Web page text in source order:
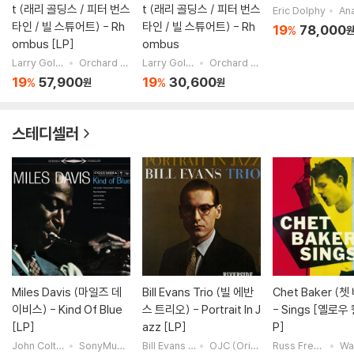
t (래리 골딩스 / 피터 번스
타인 / 빌 스튜어트) - Rh
ombus [LP]
Larry Goldings / Peter Bernstein / Bill Stewart Orchard Distribution
19% 57,900원
t (래리 골딩스 / 피터 번스
타인 / 빌 스튜어트) - Rh
ombus
Larry Goldings / Peter Bernstein / Bill Stewart Orchard Distribution
19% 30,600원
Eric Dolphy
19% 78,000원
스테디셀러
Miles Davis (마일즈 데
이비스) - Kind Of Blue
[LP]
John Coltrane,Miles Davis,Paul Chambers,Cannonball Adderley,Bill Evans,Jimmy Cobb SonyMusic
Bill Evans Trio (빌 에반
스 트리오) - Portrait In J
azz [LP]
Bill Evans Trio,Bill Evans,Paul Motian,Scott LaFaro,Orrin Keepnews OJC (Original Jazz Classics)
Chet Baker (쳇
- Sings [옐로우
P]
Russ Freeman,Shelly Manne,Larance Marable,Jimmy Bond,Joe Mondragon,Peter Littman,Carson Smith,Bob Neel